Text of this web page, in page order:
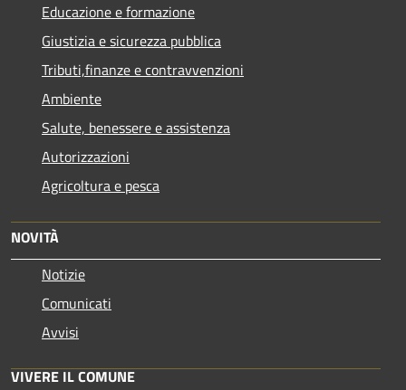
Educazione e formazione
Giustizia e sicurezza pubblica
Tributi,finanze e contravvenzioni
Ambiente
Salute, benessere e assistenza
Autorizzazioni
Agricoltura e pesca
NOVITÀ
Notizie
Comunicati
Avvisi
VIVERE IL COMUNE